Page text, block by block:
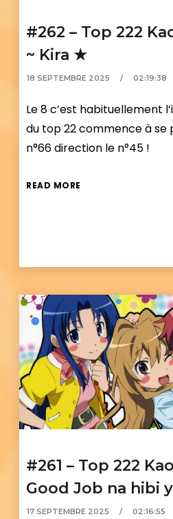
#262 – Top 222
~ Kira ★
18 SEPTEMBRE 2025 02:19:38
Le 8 c’est habituellement
du top 22 commence à se
n°66 direction le n°45 !
READ MORE
#261 – Top 222
Good Job na hibi
17 SEPTEMBRE 2025 02:16:55